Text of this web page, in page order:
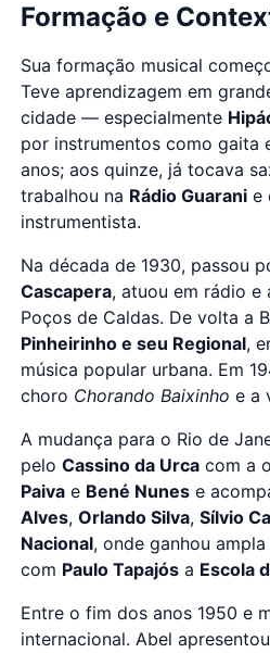
Formação e
Sua formação musical
Teve aprendizagem em
cidade — especialmente
por instrumentos como gaita
anos; aos quinze, já tocava
trabalhou na Rádio Guarani e
instrumentista.
Na década de 1930, passou
Cascapera, atuou em rádio e
Poços de Caldas. De volta a
Pinheirinho e seu Regional,
música popular urbana. Em
choro Chorando Baixinho e a
A mudança para o Rio de
pelo Cassino da Urca com a
Paiva e Bené Nunes e
Alves, Orlando Silva, Sílvio
Nacional, onde ganhou
com Paulo Tapajós a Escola
Entre o fim dos anos 1950 e
internacional. Abel